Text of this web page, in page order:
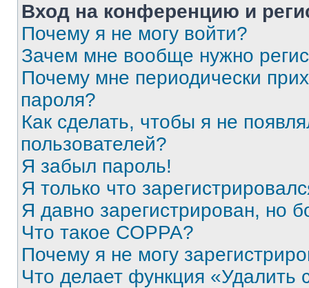
Вход на конференцию и
Почему я не могу войти?
Зачем мне вообще нужно
Почему мне периодически
пароля?
Как сделать, чтобы я не
пользователей?
Я забыл пароль!
Я только что
Я давно зарегистрирован, но
Что такое COPPA?
Почему я не могу
Что делает функция «Удалить